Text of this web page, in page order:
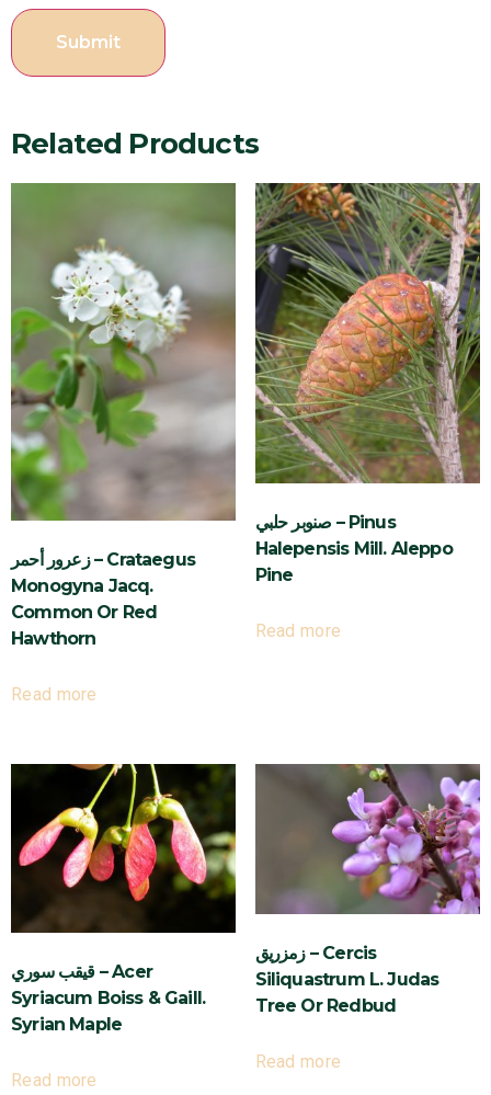
Related Products
زعرور أحمر – Crataegus
Monogyna Jacq.
Common Or Red
Hawthorn
Read more
صنوبر حلبي – Pinus
Halepensis Mill. Aleppo
Pine
Read more
قيقب سوري – Acer
Syriacum Boiss & Gaill.
Syrian Maple
Read more
زمزريق – Cercis
Siliquastrum L. Judas
Tree Or Redbud
Read more